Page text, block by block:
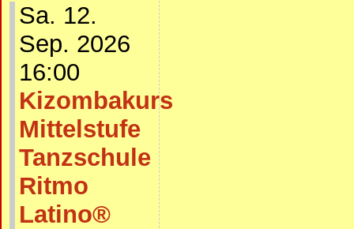
Sa. 12.
Sep. 2026
16:00
Kizombakurs
Mittelstufe
Tanzschule
Ritmo
Latino®